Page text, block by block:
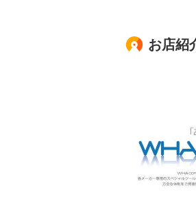
お店紹